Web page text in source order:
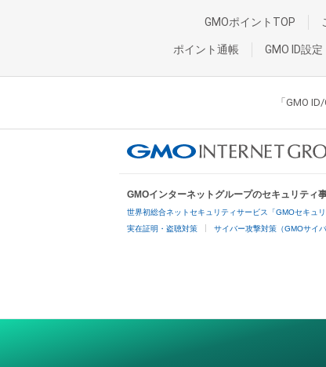
GMOポイントTOP
ポイント通帳 GMO ID設定
「GMO
GMOインターネットグループのセキュリティ
世界初総合ネットセキュリティサービス「GMOセキュリ
実在証明・盗聴対策 サイバー攻撃対策（GMOサイ